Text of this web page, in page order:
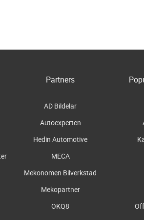
Partners
AD Bildelar
Autoexperten
Hedin Automotive
MECA
Mekonomen Bilverkstad
Mekopartner
OKQ8